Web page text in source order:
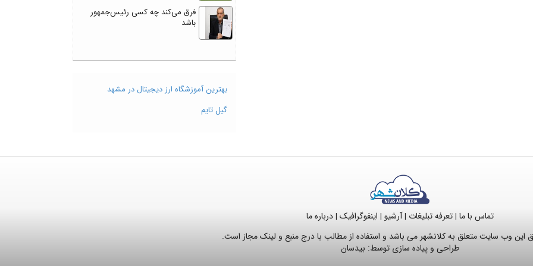
فرق می‌کند چه کسی رئیس‌جمهور
باشد
بهترین آموزشگاه ارز دیجیتال در مشهد
گیل تایم
تماس با ما |تعرفه تبلیغات |آرشیو | اینفوگرافیک |درباره ما
وب سایت متعلق به کلانشهر می باشد و استفاده از مطالب با درج منبع و لینک مجاز است.
طراحی و پیاده سازی توسط: بیدسان